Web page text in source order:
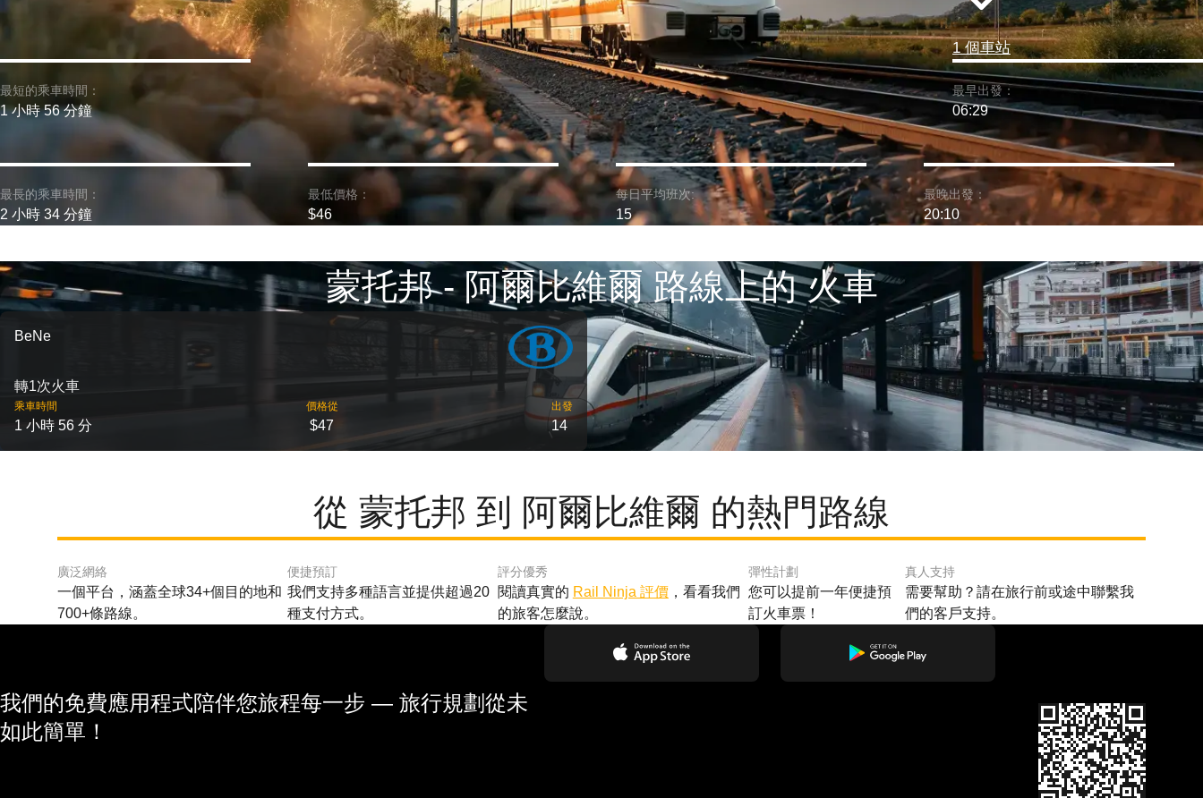
1 個車站
最短的乘車時間：
1 小時 56 分鐘
最早出發：
06:29
最長的乘車時間：
2 小時 34 分鐘
最低價格：
$46
每日平均班次:
15
最晚出發：
20:10
蒙托邦 - 阿爾比維爾 路線上的 火車
BeNe
轉1次火車
乘車時間
1 小時 56 分
價格從
$47
出發
14
從 蒙托邦 到 阿爾比維爾 的熱門路線
廣泛網絡
一個平台，涵蓋全球34+個目的地和
700+條路線。
便捷預訂
我們支持多種語言並提供超過20
種支付方式。
評分優秀
閱讀真實的 Rail Ninja 評價，看看我們
的旅客怎麼說。
彈性計劃
您可以提前一年便捷預
訂火車票！
真人支持
需要幫助？請在旅行前或途中聯繫我
們的客戶支持。
我們的免費應用程式陪伴您旅程每一步 — 旅行規劃從未
如此簡單！